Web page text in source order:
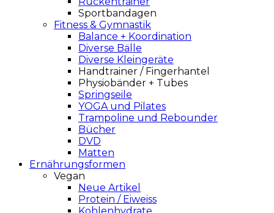
Sportbandagen
Fitness & Gymnastik
Balance + Koordination
Diverse Bälle
Diverse Kleingeräte
Handtrainer / Fingerhantel
Physiobänder + Tubes
Springseile
YOGA und Pilates
Trampoline und Rebounder
Bücher
DVD
Matten
Ernährungsformen
Vegan
Neue Artikel
Protein / Eiweiss